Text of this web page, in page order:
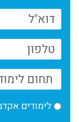
קרא
לימודים